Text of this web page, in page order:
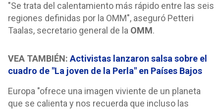
"Se trata del calentamiento más rápido entre las seis
regiones definidas por la OMM", aseguró Petteri
Taalas, secretario general de la OMM.
VEA TAMBIÉN: Activistas lanzaron salsa sobre el
cuadro de "La joven de la Perla" en Países Bajos
Europa "ofrece una imagen viviente de un planeta
que se calienta y nos recuerda que incluso las